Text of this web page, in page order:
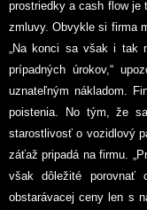
prostriedky a cash flow je
zmluvy. Obvykle si firma
„Na konci sa však i tak
prípadných úrokov,“
uznateľným nákladom.
poistenia. No tým, že
starostlivosť o vozidlový
záťaž pripadá na firmu.
však dôležité porovnať
obstarávacej ceny len s